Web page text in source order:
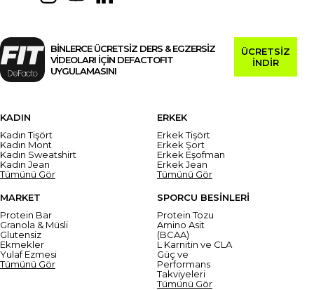
BİNLERCE ÜCRETSİZ DERS & EGZERSİZ
VİDEOLARI İÇİN DEFACTOFIT
UYGULAMASINI
ÜCRETSİZ
İNDİR
KADIN
Kadın Tişört
Kadın Mont
Kadın Sweatshirt
Kadın Jean
Tümünü Gör
ERKEK
Erkek Tişört
Erkek Şort
Erkek Eşofman
Erkek Jean
Tümünü Gör
MARKET
Protein Bar
Granola & Müsli
Glutensiz
Ekmekler
Yulaf Ezmesi
Tümünü Gör
SPORCU BESİNLERİ
Protein Tozu
Amino Asit
(BCAA)
L Karnitin ve CLA
Güç ve
Performans
Takviyeleri
Tümünü Gör